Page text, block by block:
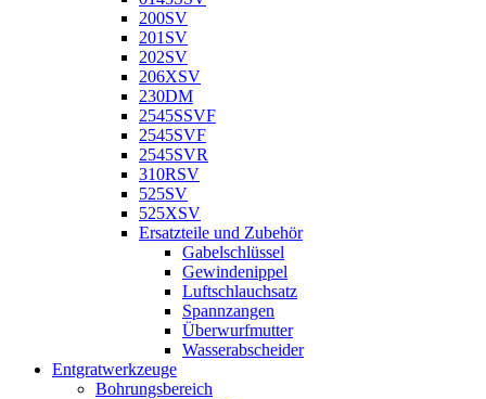
200SV
201SV
202SV
206XSV
230DM
2545SSVF
2545SVF
2545SVR
310RSV
525SV
525XSV
Ersatzteile und Zubehör
Gabelschlüssel
Gewindenippel
Luftschlauchsatz
Spannzangen
Überwurfmutter
Wasserabscheider
Entgratwerkzeuge
Bohrungsbereich